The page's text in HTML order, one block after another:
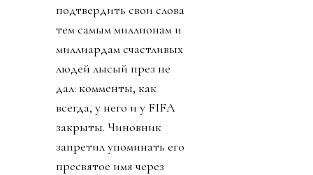
подтвердить свои слова
тем самым миллионам и
миллиардам счастливых
людей лысый през не
дал: комменты, как
всегда, у него и у FIFA
закрыты. Чиновник
запретил упоминать его
пресвятое имя через